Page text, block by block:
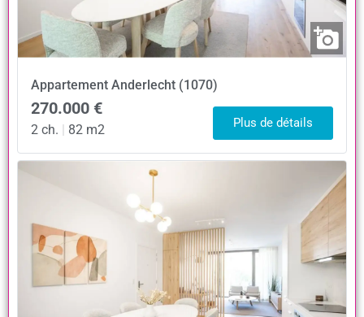
Appartement Anderlecht (1070)
270.000 €
2 ch. 82 m2 Plus de détails